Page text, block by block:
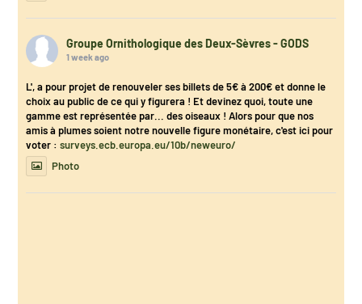
Groupe Ornithologique des Deux-Sèvres - GODS
1 week ago
L', a pour projet de renouveler ses billets de 5€ à 200€ et donne le
choix au public de ce qui y figurera ! Et devinez quoi, toute une
gamme est représentée par... des oiseaux ! Alors pour que nos
amis à plumes soient notre nouvelle figure monétaire, c'est ici pour
voter :surveys.ecb.europa.eu/10b/neweuro/
Photo